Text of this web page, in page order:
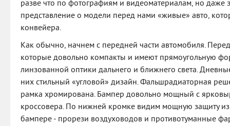
разве что по фотографиям и видеоматериалам, но даже
представление о модели перед нами «живые» авто,
конвейера.
Как обычно, начнем с передней части автомобиля.
которые довольно компакты и имеют прямоугольную
линзованной оптики дальнего и ближнего света.
них стильный «угловой» дизайн. Фальшрадиаторная
рамка хромирована. Бампер довольно мощный с
кроссовера. По нижней кромке видим мощную защиту
бампере - прорези воздуховодов и противотуманные